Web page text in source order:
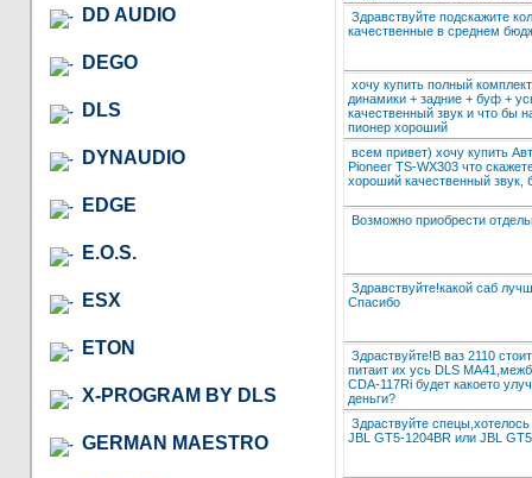
DD AUDIO
DEGO
DLS
DYNAUDIO
EDGE
E.O.S.
ESX
ETON
X-PROGRAM BY DLS
GERMAN MAESTRO
Здравствуйте подскажите
качественные в среднем
хочу купить полный
динамики + задние + буф +
качественный звук и что бы
пионер хороший
всем привет) хочу купить
Pioneer TS-WX303 что
хороший качественный звук,
Возможно приобрести
Здравствуйте!какой саб
Спасибо
Здраствуйте!В ваз 2110
питаит их усь DLS
CDA-117Ri будет какоето
деньги?
Здраствуйте
JBL GT5-1204BR или JBL